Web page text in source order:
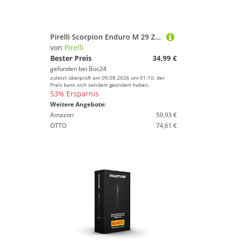
Pirelli Scorpion Enduro M 29 Zoll
von Pirelli
Bester Preis
34,99 €
gefunden bei Boc24
zuletzt überprüft am 09.08.2026 um 01:10; der
Preis kann sich seitdem geändert haben.
53% Ersparnis
Weitere Angebote:
Amazon
59,93 €
OTTO
74,61 €